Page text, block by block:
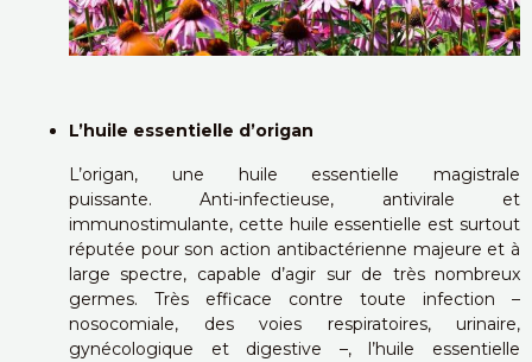
L’huile essentielle d’origan
L’origan, une huile essentielle magistrale
puissante.Anti-infectieuse, antivirale et
immunostimulante, cette huile essentielle est surtout
réputée pour son action antibactérienne majeure et à
large spectre, capable d’agir sur de très nombreux
germes. Très efficace contre toute infection –
nosocomiale, des voies respiratoires, urinaire,
gynécologique et digestive –, l’huile essentielle